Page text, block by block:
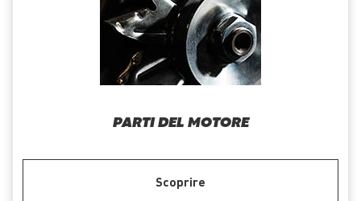
PARTI DEL MOTORE
Scoprire